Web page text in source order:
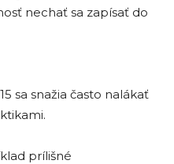
nechať sa zapísať do
sa snažia často nalákať
prílišné